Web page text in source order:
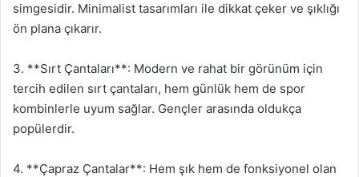
simgesidir. Minimalist tasarımları ile dikkat çeker ve şıklığı
ön plana çıkarır.
3. **Sırt Çantaları**: Modern ve rahat bir görünüm için
tercih edilen sırt çantaları, hem günlük hem de spor
kombinlerle uyum sağlar. Gençler arasında oldukça
popülerdir.
4. **Çapraz Çantalar**: Hem şık hem de fonksiyonel olan